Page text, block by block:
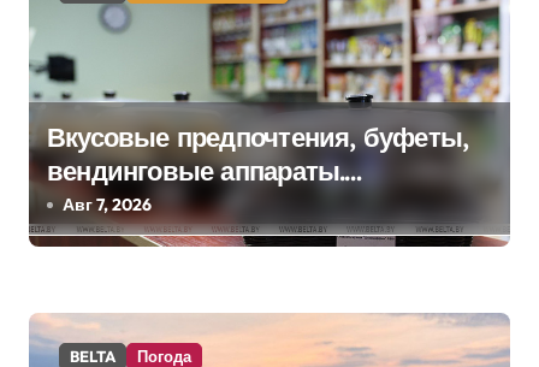
и
я
п
о
з
а
п
Вкусовые предпочтения, буфеты,
вендинговые аппараты.
Минобразования об изменениях в
школьном питании
Авг 7, 2026
BELTA Погода